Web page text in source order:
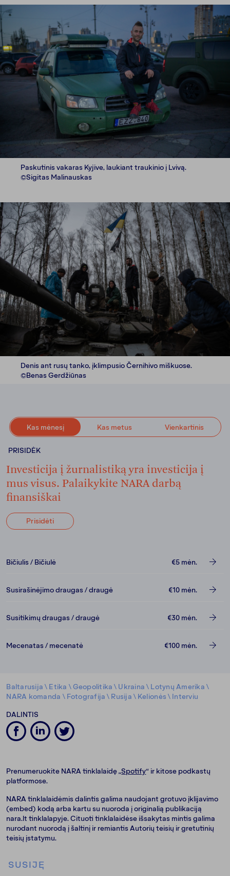
Paskutinis vakaras Kyjive, laukiant traukinio į Lvivą.
©Sigitas Malinauskas
Denis ant rusų tanko, įklimpusio Černihivo miškuose.
©Benas Gerdžiūnas
Kas mėnesį Kas metus Vienkartinis
PRISIDĖK
Investicija į žurnalistiką yra investicija į
mus visus. Palaikykite NARA darbą
finansiškai
Prisidėti
Bičiulis / Bičiulė €5 mėn.
Susirašinėjimo draugas / draugė €10 mėn.
Susitikimų draugas / draugė €30 mėn.
Mecenatas / mecenatė €100 mėn.
Baltarusija \ Etika \Geopolitika \ Ukraina \ Lotynų Amerika \
NARA komanda \ Fotografija \ Rusija \ Kelionės \ Interviu
DALINTIS
Prenumeruokite NARA tinklalaidę „Spotify“ ir kitose podkastų
platformose.
NARA tinklalaidėmis dalintis galima naudojant grotuvo įklijavimo
(embed) kodą arba kartu su nuoroda į originalią publikaciją
nara.lt tinklalapyje. Cituoti tinklalaidėse išsakytas mintis galima
nurodant nuorodą į šaltinį ir remiantis Autorių teisių ir gretutinių
teisių įstatymu.
SUSIJĘ